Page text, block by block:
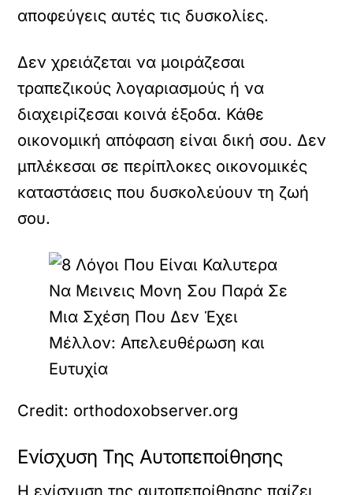
αποφεύγεις αυτές τις δυσκολίες.
Δεν χρειάζεται να μοιράζεσαι
τραπεζικούς λογαριασμούς ή να
διαχειρίζεσαι κοινά έξοδα. Κάθε
οικονομική απόφαση είναι δική σου. Δεν
μπλέκεσαι σε περίπλοκες οικονομικές
καταστάσεις που δυσκολεύουν τη ζωή
σου.
Credit: orthodoxobserver.org
Ενίσχυση Της Αυτοπεποίθησης
Η ενίσχυση της αυτοπεποίθησης παίζει